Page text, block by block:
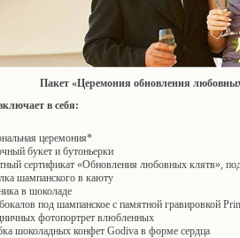
Пакет «Церемония обновления
в себя:
церемония*
букет и бутоньерки
сертификат «Обновления любовных клятв»,
шампанского в каюту
в шоколаде
под шампанское с памятной гравировкой
фотопортрет влюбленных
шоколадных конфет Godiva в форме сердца